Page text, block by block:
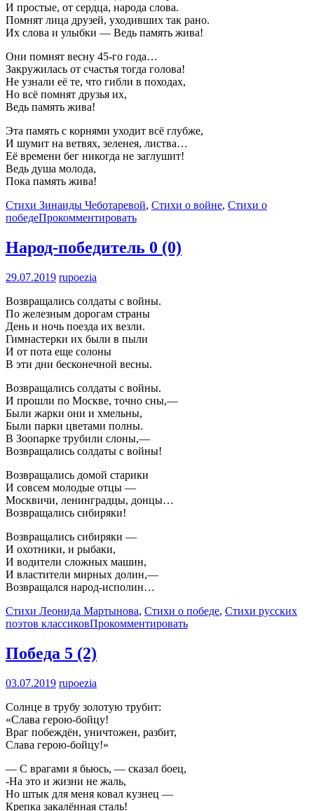
И простые, от сердца, народа слова.
Помнят лица друзей, уходивших так рано.
Их слова и улыбки — Ведь память жива!
Они помнят весну 45-го года…
Закружилась от счастья тогда голова!
Не узнали её те, что гибли в походах,
Но всё помнят друзья их,
Ведь память жива!
Эта память с корнями уходит всё глубже,
И шумит на ветвях, зеленея, листва…
Её времени бег никогда не заглушит!
Ведь душа молода,
Пока память жива!
Стихи Зинаиды Чеботаревой, Стихи о войне, Стихи о
победеПрокомментировать
Народ-победитель 0 (0)
29.07.2019 rupoezia
Возвращались солдаты с войны.
По железным дорогам страны
День и ночь поезда их везли.
Гимнастерки их были в пыли
И от пота еще солоны
В эти дни бесконечной весны.
Возвращались солдаты с войны.
И прошли по Москве, точно сны,—
Были жарки они и хмельны,
Были парки цветами полны.
В Зоопарке трубили слоны,—
Возвращались солдаты с войны!
Возвращались домой старики
И совсем молодые отцы —
Москвичи, ленинградцы, донцы…
Возвращались сибиряки!
Возвращались сибиряки —
И охотники, и рыбаки,
И водители сложных машин,
И властители мирных долин,—
Возвращался народ-исполин…
Стихи Леонида Мартынова, Стихи о победе, Стихи русских
поэтов классиковПрокомментировать
Победа 5 (2)
03.07.2019 rupoezia
Солнце в трубу золотую трубит:
«Слава герою-бойцу!
Враг побеждён, уничтожен, разбит,
Слава герою-бойцу!»
— С врагами я бьюсь, — сказал боец,
-На это и жизни не жаль,
Но штык для меня ковал кузнец —
Крепка закалённая сталь!